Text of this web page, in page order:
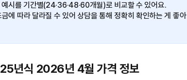
시를 기간별(24·36·48·60개월)로 비교할 수 있어요.
에 따라 달라질 수 있어 상담을 통해 정확히 확인하는 게 좋아
년식 2026년 4월 가격 정보